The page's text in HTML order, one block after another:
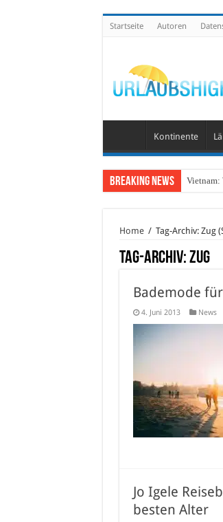
Startseite Autoren
Kontinente
Breaking News Vietnam:
Home / Tag-Archiv: Zug
Tag-Archiv:Zug
Bademode
4. Juni 2013 News
Jo Igele
besten Alter